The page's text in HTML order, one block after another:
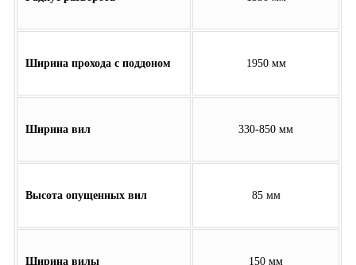
Ширина прохода с поддоном 1950 мм
Ширина вил 330-850 мм
Высота опущенных вил 85 мм
Ширина вилы 150 мм